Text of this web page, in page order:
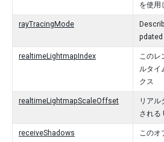
を使用
rayTracingMode
realtimeLightmapIndex
このレ
ルタイ
クス
realtimeLightmapScaleOffset
リアル
される
receiveShadows
このオ